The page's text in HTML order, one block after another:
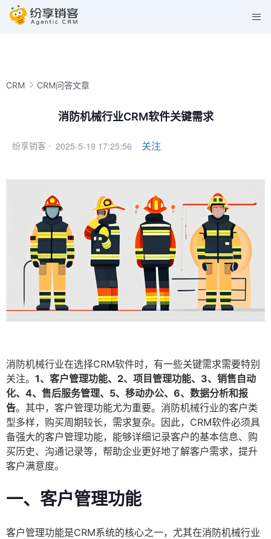
CRM CRM问答文章
消防机械行业CRM软件关键需求
纷享销客 · 2025-5-19 17:25:56 关注
消防机械行业在选择CRM软件时，有一些关键需求需要特别
关注。 1、客户管理功能、2、项目管理功能、3、销售自动
化、4、售后服务管理、5、移动办公、6、数据分析和报
告。其中，客户管理功能尤为重要。消防机械行业的客户类
型多样，购买周期较长，需求复杂。因此，CRM软件必须具
备强大的客户管理功能，能够详细记录客户的基本信息、购
买历史、沟通记录等，帮助企业更好地了解客户需求，提升
客户满意度。
一、客户管理功能
客户管理功能是CRM系统的核心之一，尤其在消防机械行业